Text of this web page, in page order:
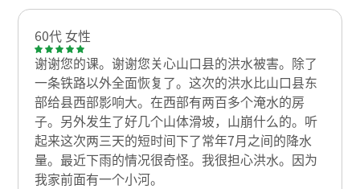
60代 女性
谢谢您的课。谢谢您关心山口县的洪水被害。除了
一条铁路以外全面恢复了。这次的洪水比山口县东
部给县西部影响大。在西部有两百多个淹水的房
子。另外发生了好几个山体滑坡，山崩什么的。听
起来这次两三天的短时间下了常年7月之间的降水
量。最近下雨的情况很奇怪。我很担心洪水。因为
我家前面有一个小河。